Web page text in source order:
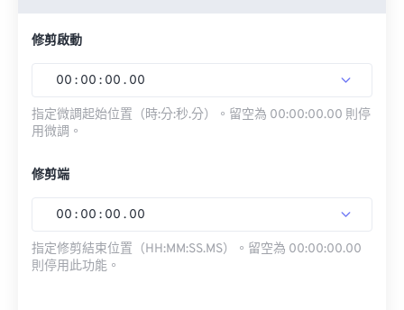
修剪啟動
00 : 00 : 00 . 00
指定微調起始位置（時:分:秒.分）。留空為 00:00:00.00 則停
用微調。
修剪端
00 : 00 : 00 . 00
指定修剪結束位置（HH:MM:SS.MS）。留空為 00:00:00.00
則停用此功能。